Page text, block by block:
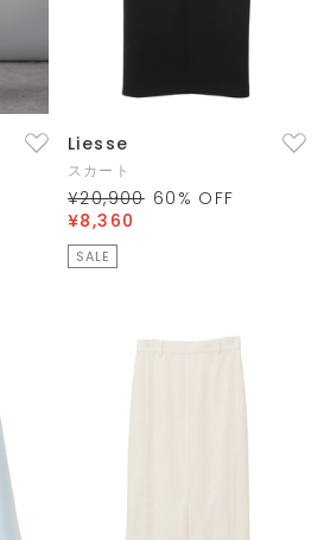
Liesse
スカート
¥20,900 60 % OFF
¥8,360
SALE